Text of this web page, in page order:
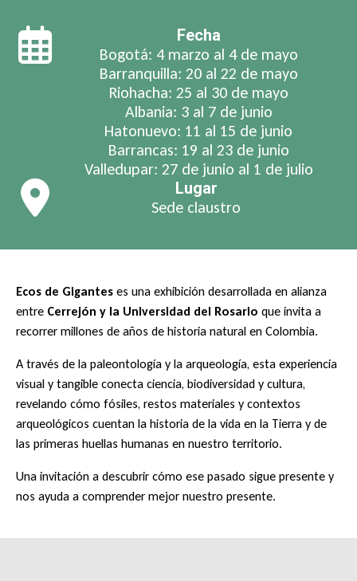
Fecha
Bogotá: 4 marzo al 4 de mayo
Barranquilla: 20 al 22 de mayo
Riohacha: 25 al 30 de mayo
Albania: 3 al 7 de junio
Hatonuevo: 11 al 15 de junio
Barrancas: 19 al 23 de junio
Valledupar: 27 de junio al 1 de julio
Lugar
Sede claustro
Ecos de Gigantes es una exhibición desarrollada en alianza
entre Cerrejón y la Universidad del Rosario que invita a
recorrer millones de años de historia natural en Colombia.
A través de la paleontología y la arqueología, esta experiencia
visual y tangible conecta ciencia, biodiversidad y cultura,
revelando cómo fósiles, restos materiales y contextos
arqueológicos cuentan la historia de la vida en la Tierra y de
las primeras huellas humanas en nuestro territorio.
Una invitación a descubrir cómo ese pasado sigue presente y
nos ayuda a comprender mejor nuestro presente.